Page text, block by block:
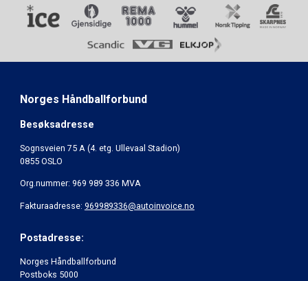
Norges Håndballforbund
Besøksadresse
Sognsveien 75 A (4. etg. Ullevaal Stadion)
0855 OSLO
Org.nummer: 969 989 336 MVA
Fakturaadresse: 969989336@autoinvoice.no
Postadresse:
Norges Håndballforbund
Postboks 5000